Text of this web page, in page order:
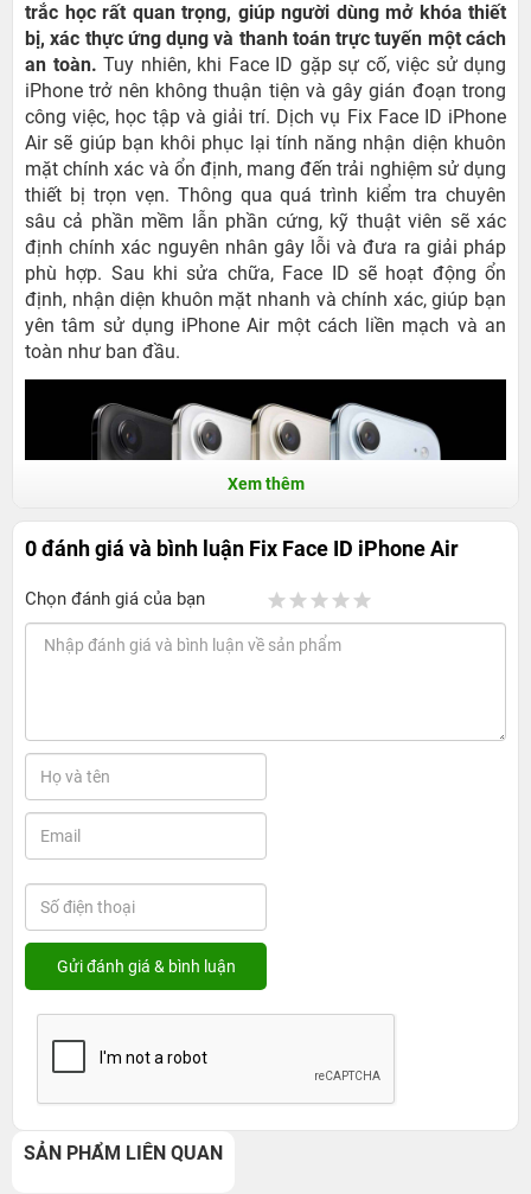
trắc học rất quan trọng, giúp người dùng mở khóa thiết
bị, xác thực ứng dụng và thanh toán trực tuyến một cách
an toàn. Tuy nhiên, khi Face ID gặp sự cố, việc sử dụng
iPhone trở nên không thuận tiện và gây gián đoạn trong
công việc, học tập và giải trí. Dịch vụ Fix Face ID iPhone
Air sẽ giúp bạn khôi phục lại tính năng nhận diện khuôn
mặt chính xác và ổn định, mang đến trải nghiệm sử dụng
thiết bị trọn vẹn. Thông qua quá trình kiểm tra chuyên
sâu cả phần mềm lẫn phần cứng, kỹ thuật viên sẽ xác
định chính xác nguyên nhân gây lỗi và đưa ra giải pháp
phù hợp. Sau khi sửa chữa, Face ID sẽ hoạt động ổn
định, nhận diện khuôn mặt nhanh và chính xác, giúp bạn
yên tâm sử dụng iPhone Air một cách liền mạch và an
toàn như ban đầu.
tín tại TP.HCM
1. Giá cả và thời gian Fix Face ID iPhone Air tại
24hStore
Tại24hStore
khai với quy trình sửa chữa chuyên nghiệp, bao gồm việc
kiểm tra tổng thể thiết bị để xác định nguyên nhân gây
lỗi. Trước khi tiến hành sửa chữa, khách hàng sẽ được
báo giá rõ ràng, minh bạch, cam kết không phát sinh chi
phí ngoài dự kiến trong suốt quá trình thực hiện.
hoặc xung đột hệ thống, quá trình sửa chữa sẽ diễn ra
nhanh chóng và chỉ mất từ 30 đến 60 phút. Trong trường
trước gặp sự cố, thời gian sửa chữa có thể kéo dài hơn và
cần thay linh kiện.
Xem thêm
0 đánh giá và bình luận Fix Face ID iPhone Air
Chọn đánh giá của bạn
SẢN PHẨM LIÊN QUAN